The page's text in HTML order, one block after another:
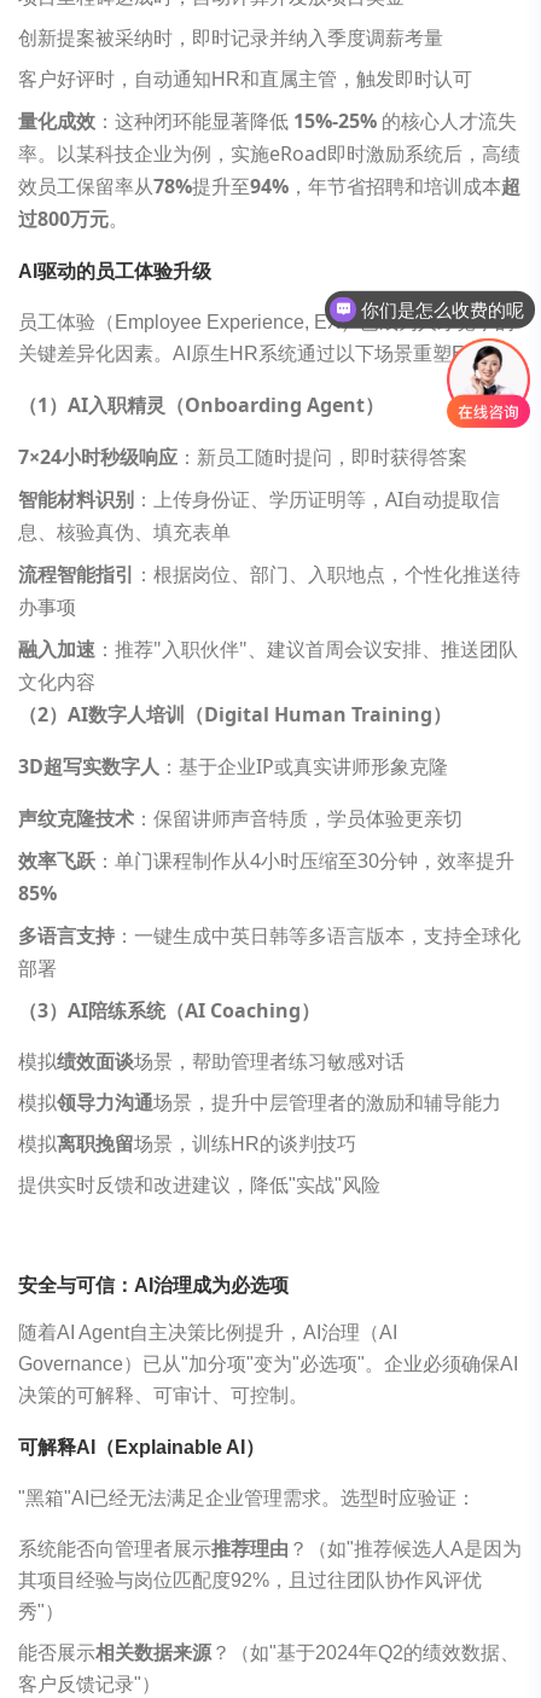
创新提案被采纳时，即时记录并纳入季度调薪考量
客户好评时，自动通知HR和直属主管，触发即时认可
量化成效 ：这种闭环能显著降低 15%-25% 的核心人才流失
率。以某科技企业为例，实施eRoad即时激励系统后，高绩
效员工保留率从78%提升至94% ，年节省招聘和培训成本超
过800万元。
AI驱动的员工体验升级
员工体验（Employee Experience, EX）已成为人才竞争的
关键差异化因素。AI原生HR系统通过以下场景重塑EX：
（1）AI入职精灵（Onboarding Agent）
7×24小时秒级响应 ：新员工随时提问，即时获得答案
智能材料识别 ：上传身份证、学历证明等，AI自动提取信
息、核验真伪、填充表单
流程智能指引 ：根据岗位、部门、入职地点，个性化推送待
办事项
融入加速 ：推荐"入职伙伴"、建议首周会议安排、推送团队
文化内容
（2） AI数字人培训（Digital Human Training）
3D超写实数字人 ：基于企业IP或真实讲师形象克隆
声纹克隆技术 ：保留讲师声音特质，学员体验更亲切
效率飞跃 ：单门课程制作从4小时压缩至30分钟，效率提升
85%
多语言支持 ：一键生成中英日韩等多语言版本，支持全球化
部署
（3）AI陪练系统（AI Coaching）
模拟绩效面谈场景，帮助管理者练习敏感对话
模拟领导力沟通场景，提升中层管理者的激励和辅导能力
模拟离职挽留场景，训练HR的谈判技巧
提供实时反馈和改进建议，降低"实战"风险
安全与可信：AI治理成为必选项
随着AI Agent自主决策比例提升，AI治理（AI
Governance）已从"加分项"变为"必选项"。企业必须确保AI
决策的可解释、可审计、可控制。
可解释AI（Explainable AI）
"黑箱"AI已经无法满足企业管理需求。选型时应验证：
系统能否向管理者展示推荐理由 ？（如"推荐候选人A是因为
其项目经验与岗位匹配度92%，且过往团队协作风评优
秀"）
能否展示相关数据来源 ？（如"基于2024年Q2的绩效数据、
客户反馈记录"）
你们是怎么收费的呢